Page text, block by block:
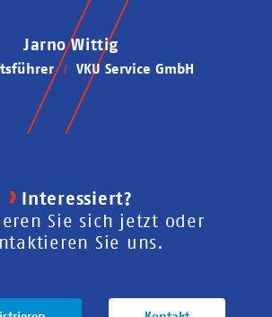
Jarno Wittig
VKU Service GmbH
Interessiert?
Sie sich jetzt oder
Sie uns.